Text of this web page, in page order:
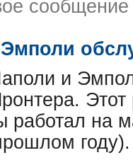
и
на
году).